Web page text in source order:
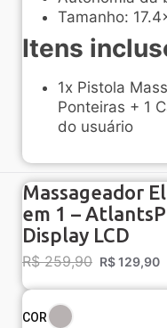
Tamanho:
Itens
1x Pistola
Ponteiras + 1
do usuário
Massageador
em 1 –
Display LCD
R$259,90 R$129,90
COR